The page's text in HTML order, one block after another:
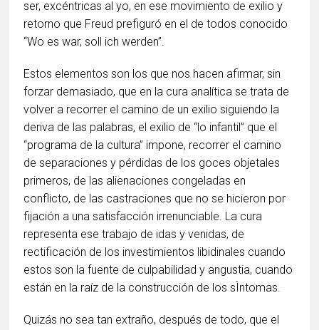
ser, excéntricas al yo, en ese movimiento de exilio y
retorno que Freud prefiguró en el de todos conocido
“Wo es war, soll ich werden”.
Estos elementos son los que nos hacen afirmar, sin
forzar demasiado, que en la cura analítica se trata de
volver a recorrer el camino de un exilio siguiendo la
deriva de las palabras, el exilio de “lo infantil” que el
“programa de la cultura” impone, recorrer el camino
de separaciones y pérdidas de los goces objetales
primeros, de las alienaciones congeladas en
conflicto, de las castraciones que no se hicieron por
fijación a una satisfacción irrenunciable. La cura
representa ese trabajo de idas y venidas, de
rectificación de los investimientos libidinales cuando
estos son la fuente de culpabilidad y angustia, cuando
están en la raíz de la construcción de los sÌntomas.
Quizás no sea tan extraño, después de todo, que el